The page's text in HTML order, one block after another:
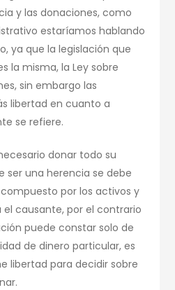
y las donaciones, como
estaríamos hablando
ya que la legislación que
la misma, la Ley sobre
sin embargo las
libertad en cuanto a
se refiere.
donar todo su
ser una herencia se debe
por los activos y
el causante, por el contrario
puede constar solo de
de dinero particular, es
libertad para decidir sobre